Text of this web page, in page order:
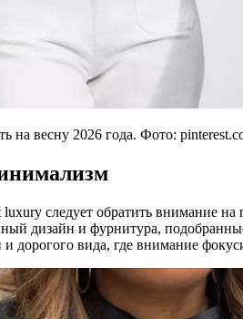
на весну 2026 года. Фото:
следует обратить внимание
дизайн и фурнитура,
дорогого вида, где внимание